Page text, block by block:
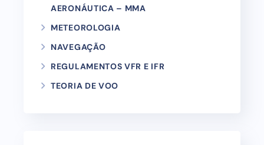
AERONÁUTICA – MMA
METEOROLOGIA
NAVEGAÇÃO
REGULAMENTOS VFR E IFR
TEORIA DE VOO